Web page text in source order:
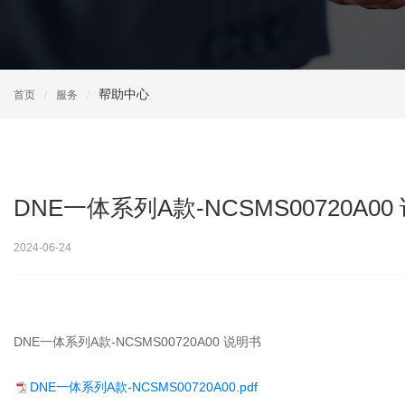
首页 服务 帮助中心
DNE一体系列A款-NCSMS00720A00
2024-06-24
DNE一体系列A款-NCSMS00720A00 说明书
DNE一体系列A款-NCSMS00720A00.pdf